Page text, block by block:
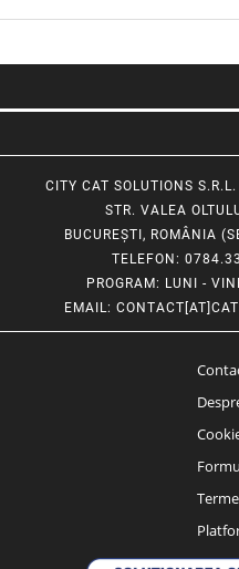
CITY CAT SOLUTIONS
STR. VALEA
BUCUREȘTI, ROMÂNIA
TELEFON :
PROGRAM: LUNI -
EMAIL: